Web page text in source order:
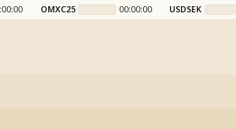
OMXC25 00:00:00 USDSEK